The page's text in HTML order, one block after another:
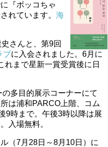
『ボッコちゃ
れています。 海
さんと、第9回
ブに入会されました。6月に
れまで星新一賞受賞後に日
多目的展示コーナーにて
は浦和PARCO上階、コム
9時まで。午後3時以降は展
入場無料。
（7月28日～8月10日）に